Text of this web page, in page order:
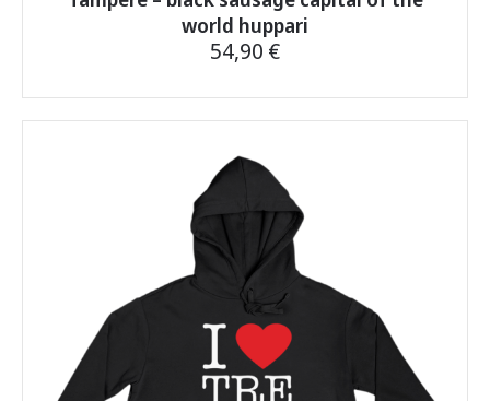
world huppari
54,90 €
tuotteella
useampi
muunnelma.
Voit
tehdä
valinnat
tuotteen
sivulla.